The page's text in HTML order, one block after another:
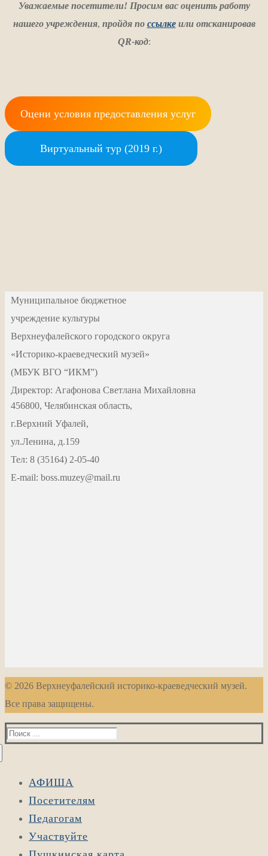
Уважаемые посетители! Просим вас оценить работу
нашего учреждения, пройдя по ссылкеили отсканировав
QR-код:
Оцени условия предоставления услуг
Виртуальный тур (2019 г.)
Муниципальное бюджетное
учреждение культуры
Верхнеуфалейского городского округа
«Историко-краеведческий музей»
(МБУК ВГО “ИКМ”)
Директор: Агафонова Светлана Михайловна
456800, Челябинская область,
г.Верхний Уфалей,
ул.Ленина, д.159
Тел: 8 (35164) 2-05-40
Е-mail: boss.muzey@mail.ru
© 2026 Верхнеуфалейский историко-краеведческий музей.
Все права защищены.
Найти:
АФИША
Посетителям
Педагогам
Участвуйте